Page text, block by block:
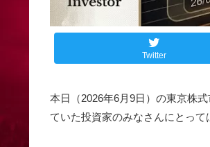
Twitter
本日（2026年6月9日）の東京株
ていた投資家のみなさんにとって